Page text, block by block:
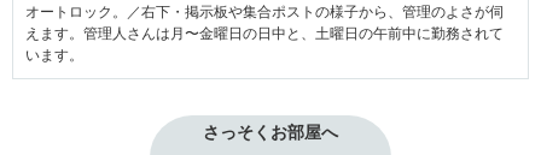
オートロック。／右下・掲示板や集合ポストの様子から、管理のよさが伺
えます。管理人さんは月〜金曜日の日中と、土曜日の午前中に勤務されて
います。
さっそくお部屋へ